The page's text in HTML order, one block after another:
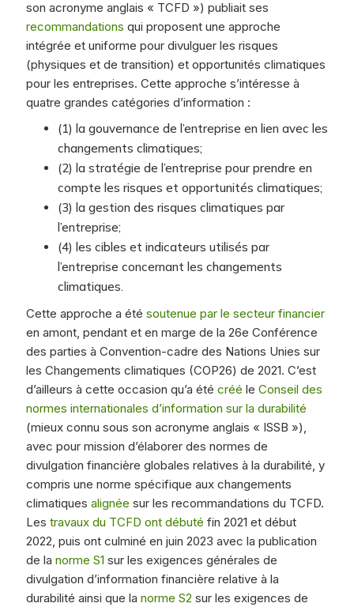
son acronyme anglais « TCFD ») publiait ses
recommandations qui proposent une approche
intégrée et uniforme pour divulguer les risques
(physiques et de transition) et opportunités climatiques
pour les entreprises. Cette approche s’intéresse à
quatre grandes catégories d’information :
(1) la gouvernance de l’entreprise en lien avec les
changements climatiques;
(2) la stratégie de l’entreprise pour prendre en
compte les risques et opportunités climatiques;
(3) la gestion des risques climatiques par
l’entreprise;
(4) les cibles et indicateurs utilisés par
l’entreprise concernant les changements
climatiques.
Cette approche a été soutenue par le secteur financier
en amont, pendant et en marge de la 26e Conférence
des parties à Convention-cadre des Nations Unies sur
les Changements climatiques (COP26) de 2021. C’est
d’ailleurs à cette occasion qu’a été créé le Conseil des
normes internationales d’information sur la durabilité
(mieux connu sous son acronyme anglais « ISSB »),
avec pour mission d’élaborer des normes de
divulgation financière globales relatives à la durabilité, y
compris une norme spécifique aux changements
climatiques alignée sur les recommandations du TCFD.
Les travaux du TCFD ont débuté fin 2021 et début
2022, puis ont culminé en juin 2023 avec la publication
de la norme S1 sur les exigences générales de
divulgation d’information financière relative à la
durabilité ainsi que la norme S2 sur les exigences de